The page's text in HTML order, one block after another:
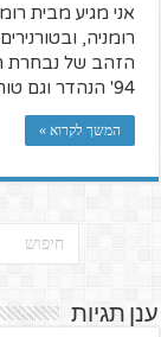
אני מגיע מבית
רומניה,
הזהב של נבחרת
94' הנהדר וגם טורנירים טובים במונדיאל 98' ויורו 2000.
המשך לקרוא »
ענן תגיות